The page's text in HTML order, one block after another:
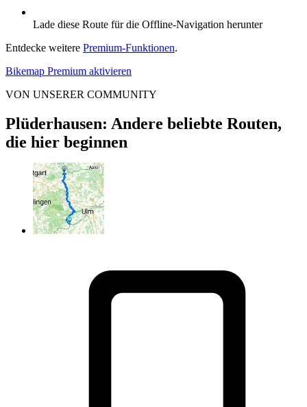
Lade diese Route für die Offline-Navigation herunter
Entdecke weitere Premium-Funktionen.
Bikemap Premium aktivieren
VON UNSERER COMMUNITY
Plüderhausen: Andere beliebte Routen,
die hier beginnen